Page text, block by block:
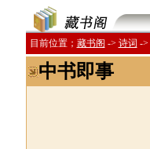
目前位置； 藏书阁 -> 诗词 ->
中书即事